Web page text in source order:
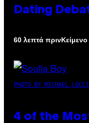
Dating
60 λεπτά πρινΚείμενο
PHOTO BY MICHAEL
4 of the